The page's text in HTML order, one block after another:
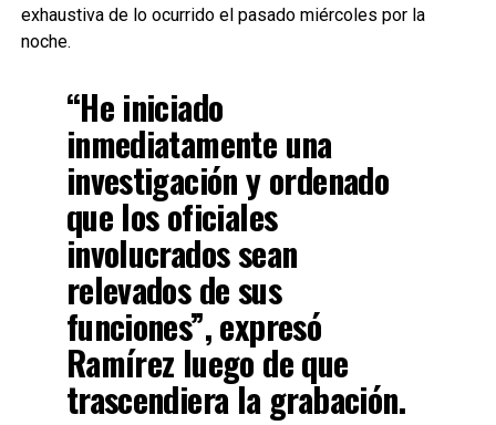
exhaustiva de lo ocurrido el pasado miércoles por la
noche.
“He iniciado
inmediatamente una
investigación y ordenado
que los oficiales
involucrados sean
relevados de sus
funciones”, expresó
Ramírez luego de que
trascendiera la grabación.